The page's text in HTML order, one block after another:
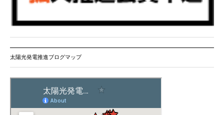
太陽光発電推進ブログマップ